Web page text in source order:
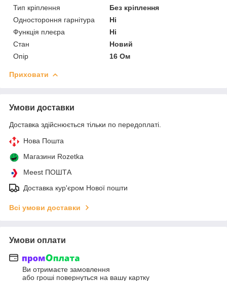
Тип кріплення
Без кріплення
Одностороння гарнітура
Ні
Функція плеєра
Ні
Стан
Новий
Опір
16 Ом
Приховати
Умови доставки
Доставка здійснюється тільки по передоплаті.
Нова Пошта
Магазини Rozetka
Meest ПОШТА
Доставка кур'єром Нової пошти
Всі умови доставки
Умови оплати
Ви отримаєте замовлення
або гроші повернуться на вашу картку